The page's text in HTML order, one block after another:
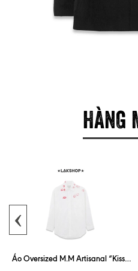
HÀNG
Áo Oversized M.M Artisanal “Kiss”
‹